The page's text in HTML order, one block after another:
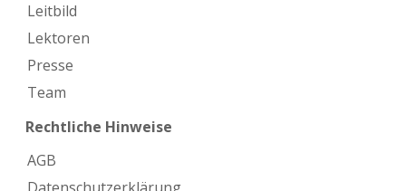
Leitbild
Lektoren
Presse
Team
Rechtliche Hinweise
AGB